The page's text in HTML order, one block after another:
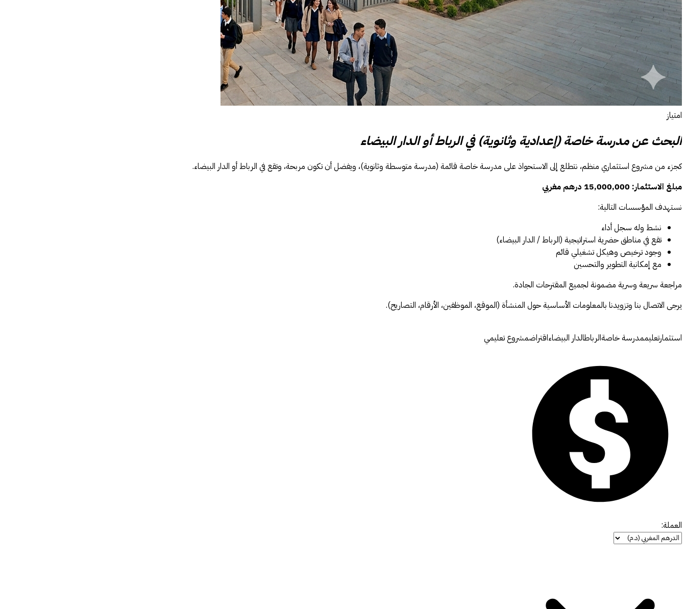
امتياز
البحث عن مدرسة خاصة (إعدادية وثانوية) في الرباط أو الدار البيضاء
كجزء من مشروع استثماري منظم، نتطلع إلى الاستحواذ على مدرسة خاصة قائمة (مدرسة متوسطة وثانوية)، ويفضل أن تكون مربحة، وتقع في الرباط أو الدار البيضاء.
مبلغ الاستثمار: 15,000,000 درهم مغربي
نستهدف المؤسسات التالية:
نشط وله سجل أداء
تقع في مناطق حضرية استراتيجية (الرباط / الدار البيضاء)
وجود ترخيص وهيكل تشغيلي قائم
مع إمكانية التطوير والتحسين
مراجعة سريعة وسرية مضمونة لجميع المقترحات الجادة.
يرجى الاتصال بنا وتزويدنا بالمعلومات الأساسية حول المنشأة (الموقع، الموظفين، الأرقام، التصاريح).
استثمارتعليممدرسة خاصةالرباطالدار البيضاءاقتراضمشروع تعليمي
العملة: